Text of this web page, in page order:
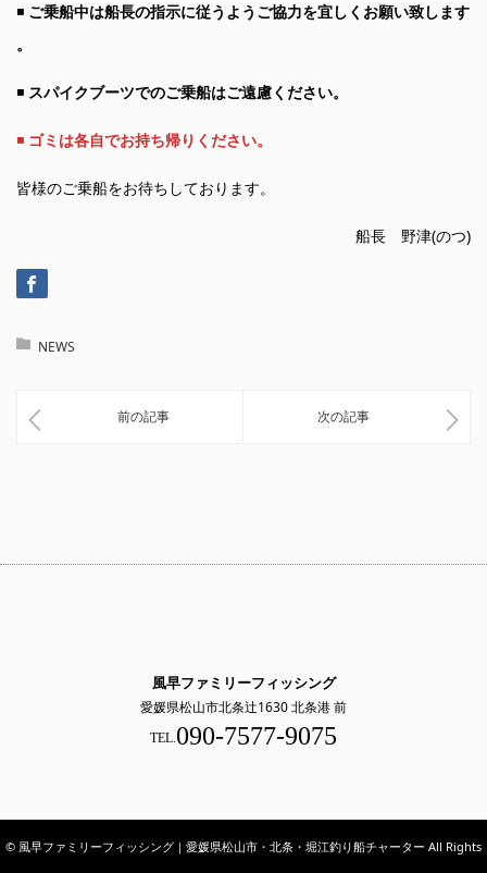
◾️ ご乗船中は船長の指示に従うようご協力を宜しくお願い致します
。
◾️ スパイクブーツでのご乗船はご遠慮ください。
◾️ ゴミは各自でお持ち帰りください。
皆様のご乗船をお待ちしております。
船長 野津(のつ)
NEWS
前の記事 次の記事
風早ファミリーフィッシング
愛媛県松山市北条辻1630 北条港 前
TEL.090-7577-9075
© 風早ファミリーフィッシング｜愛媛県松山市・北条・堀江釣り船チャーター All Rights